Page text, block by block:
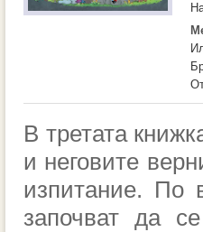
В третата
и неговите
изпитание. По
започват да